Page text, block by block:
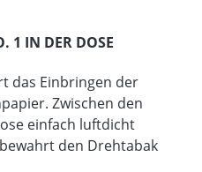
1 IN DER DOSE
das Einbringen der
Zwischen den
einfach luftdicht
den Drehtabak